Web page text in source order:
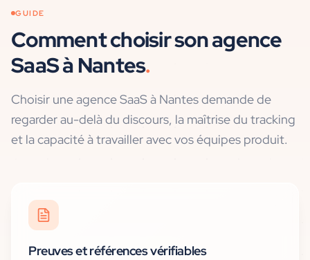
GUIDE
Comment choisir son agence
SaaSà Nantes.
Choisir une agence SaaS à Nantes demande de
regarder au-delà du discours, la maîtrise du tracking
et la capacité à travailler avec vos équipes produit.
Preuves et références vérifiables